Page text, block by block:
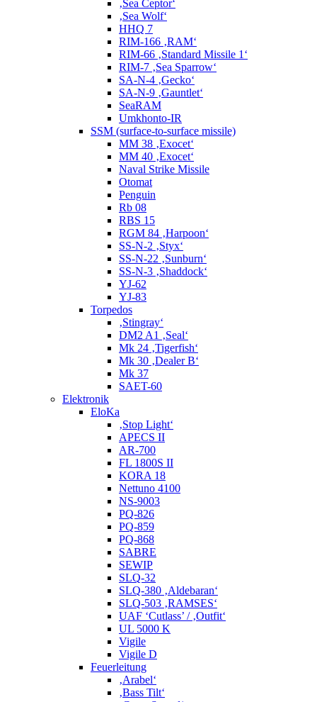
‚Sea Ceptor‘
‚Sea Wolf‘
HHQ 7
RIM-166 ‚RAM‘
RIM-66 ‚Standard Missile 1‘
RIM-7 ‚Sea Sparrow‘
SA-N-4 ‚Gecko‘
SA-N-9 ‚Gauntlet‘
SeaRAM
Umkhonto-IR
SSM (surface-to-surface missile)
MM 38 ‚Exocet‘
MM 40 ‚Exocet‘
Naval Strike Missile
Otomat
Penguin
Rb 08
RBS 15
RGM 84 ‚Harpoon‘
SS-N-2 ‚Styx‘
SS-N-22 ‚Sunburn‘
SS-N-3 ‚Shaddock‘
YJ-62
YJ-83
Torpedos
‚Stingray‘
DM2 A1 ‚Seal‘
Mk 24 ‚Tigerfish‘
Mk 30 ‚Dealer B‘
Mk 37
SAET-60
Elektronik
EloKa
‚Stop Light‘
APECS II
AR-700
FL 1800S II
KORA 18
Nettuno 4100
NS-9003
PQ-826
PQ-859
PQ-868
SABRE
SEWIP
SLQ-32
SLQ-380 ‚Aldebaran‘
SLQ-503 ‚RAMSES‘
UAF ‘Cutlass’ / ‚Outfit‘
UL 5000 K
Vigile
Vigile D
Feuerleitung
‚Arabel‘
‚Bass Tilt‘